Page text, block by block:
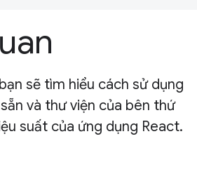
sẽ tìm hiểu cách sử dụng
và thư viện của bên thứ
suất của ứng dụng React.